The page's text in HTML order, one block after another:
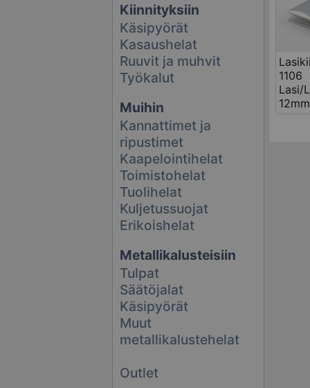
Kiinnityksiin
Käsipyörät
Kasaushelat
Ruuvit ja muhvit
Työkalut
Muihin
Kannattimet ja
ripustimet
Kaapelointihelat
Toimistohelat
Tuolihelat
Kuljetussuojat
Erikoishelat
Metallikalusteisiin
Tulpat
Säätöjalat
Käsipyörät
Muut
metallikalustehelat
Outlet
1106
Lasi/